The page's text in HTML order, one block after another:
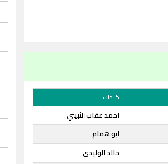
كلمات
احمد عقاب الثبيتي
ابو همام
خالد الوليدي